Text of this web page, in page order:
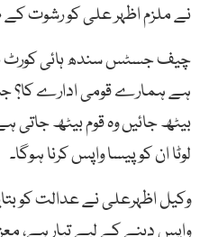
نے ملزم اظہر علی کو رشوت کے طور پر 40 لاکھ
چیف جسٹس سندھ ہائی کورٹ
ہے ہمارے قومی ادارے
بیٹھ جائیں وہ قوم بیٹھ
لوٹا ان کو پیسا واپس کرنا ہوگا۔
وکیل اظہرعلی نے عدالت کو
واپس دینے کے لیے تیار ہے،